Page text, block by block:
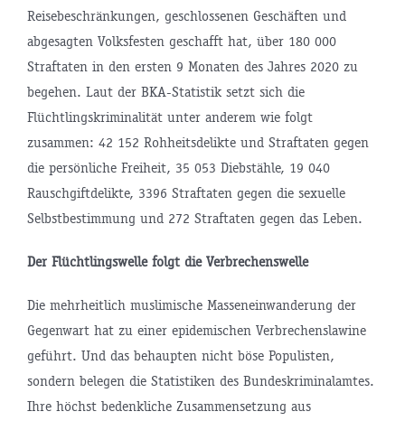
Reisebeschränkungen, geschlossenen Geschäften und
abgesagten Volksfesten geschafft hat, über 180 000
Straftaten in den ersten 9 Monaten des Jahres 2020 zu
begehen. Laut der BKA-Statistik setzt sich die
Flüchtlingskriminalität unter anderem wie folgt
zusammen: 42 152 Rohheitsdelikte und Straftaten gegen
die persönliche Freiheit, 35 053 Diebstähle, 19 040
Rauschgiftdelikte, 3396 Straftaten gegen die sexuelle
Selbstbestimmung und 272 Straftaten gegen das Leben.
Der Flüchtlingswelle folgt die Verbrechenswelle
Die mehrheitlich muslimische Masseneinwanderung der
Gegenwart hat zu einer epidemischen Verbrechenslawine
geführt. Und das behaupten nicht böse Populisten,
sondern belegen die Statistiken des Bundeskriminalamtes.
Ihre höchst bedenkliche Zusammensetzung aus